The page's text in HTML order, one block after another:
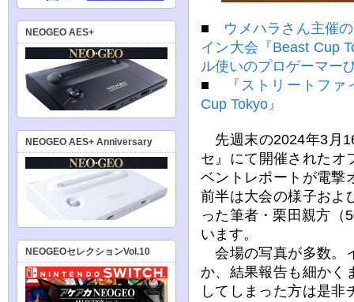
■ ウメハラさん主催
イン大会『Beast Cup
ル使いのプロゲーマー
■
『ストリートフ
Cup Tokyo』
先週末の2024年3月
セ』にて開催された
ベントレポートが電撃
前半は大会の様子およ
った筆者・栗田親方（
います。
会場の写真が多数。
か、結果報告も細かく
してしまった方は是非
NEOGEO AES+
NEOGEO AES+ Anniversary
NEOGEOセレクションVol.10